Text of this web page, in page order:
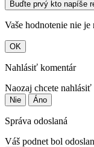
Buďte prvý kto napíše
Vaše hodnotenie nie
OK
Nahlásiť komentár
Naozaj chcete nahlásiť
Nie Áno
Správa odoslaná
Váš podnet bol